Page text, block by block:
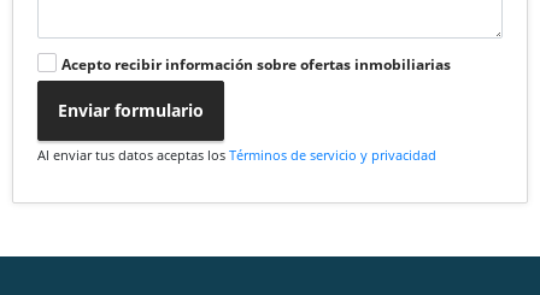
Acepto recibir información sobre ofertas inmobiliarias
Enviar formulario
Al enviar tus datos aceptas los Términos de servicio y privacidad